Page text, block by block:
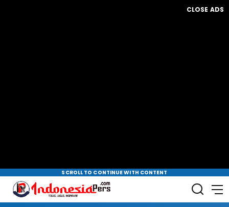
CLOSE ADS
SCROLL TO CONTINUE WITH CONTENT